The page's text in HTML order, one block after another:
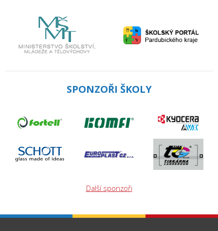
SPONZOŘI ŠKOLY
Další sponzoři